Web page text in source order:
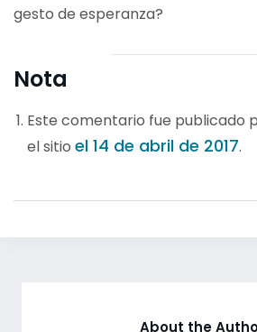
gesto de esperanza?
Nota
Este comentario fue publicado
el sitio el 14 de abril de 2017.
About the